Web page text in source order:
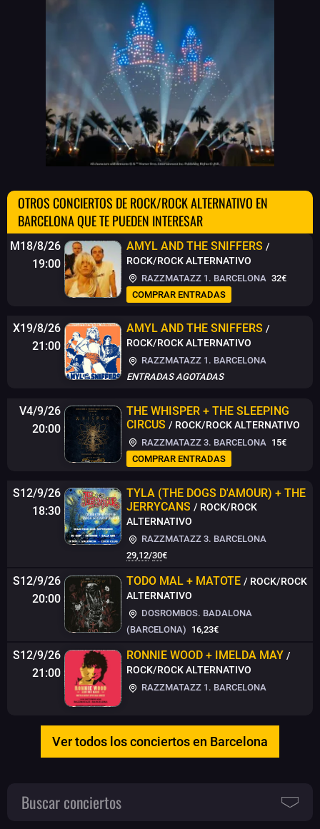
OTROS CONCIERTOS DE ROCK/ROCK ALTERNATIVO EN
BARCELONA QUE TE PUEDEN INTERESAR
M18/8/26
19:00
AMYL AND THE SNIFFERS /
ROCK/ROCK ALTERNATIVO
RAZZMATAZZ 1. BARCELONA 32€
COMPRAR ENTRADAS
X19/8/26
21:00
AMYL AND THE SNIFFERS /
ROCK/ROCK ALTERNATIVO
RAZZMATAZZ 1. BARCELONA
ENTRADAS AGOTADAS
V4/9/26
20:00
THE WHISPER + THE SLEEPING
CIRCUS / ROCK/ROCK ALTERNATIVO
RAZZMATAZZ 3. BARCELONA 15€
COMPRAR ENTRADAS
S12/9/26
18:30
TYLA (THE DOGS D'AMOUR) + THE
JERRYCANS / ROCK/ROCK
ALTERNATIVO
RAZZMATAZZ 3. BARCELONA
29,12/30€
S12/9/26
20:00
TODO MAL + MATOTE / ROCK/ROCK
ALTERNATIVO
DOSROMBOS. BADALONA
(BARCELONA) 16,23€
S12/9/26
21:00
RONNIE WOOD + IMELDA MAY /
ROCK/ROCK ALTERNATIVO
RAZZMATAZZ 1. BARCELONA
Ver todos los conciertos en Barcelona
Buscar conciertos